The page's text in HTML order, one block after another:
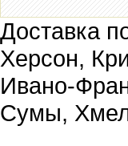
Доставка
Херсон,
Ивано-
Сумы,